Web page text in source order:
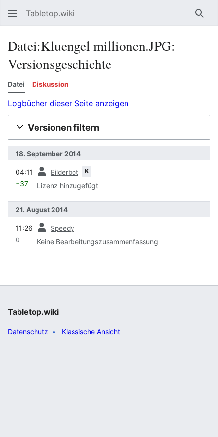
Tabletop.wiki
Datei:Kluengel millionen.JPG:
Versionsgeschichte
Datei Diskussion
Logbücher dieser Seite anzeigen
Versionen filtern
18. September 2014
04:11 Bilderbot K
+37 Lizenz hinzugefügt
21. August 2014
11:26 Speedy
0 Keine Bearbeitungszusammenfassung
Tabletop.wiki
Datenschutz Klassische Ansicht